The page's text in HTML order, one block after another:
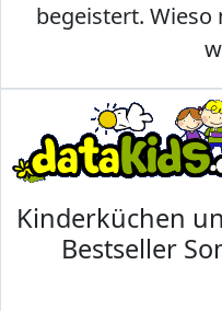
begeistert. Wieso
Kinderküchen
Bestseller